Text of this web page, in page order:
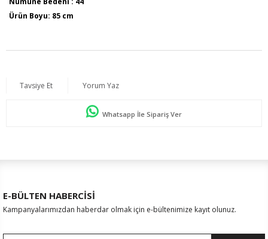
Ürün Boyu: 85 cm
Tavsiye Et Yorum Yaz
Whatsapp İle Sipariş Ver
E-BÜLTEN HABERCİSİ
Kampanyalarımızdan haberdar olmak için e-bültenimize kayıt olunuz.